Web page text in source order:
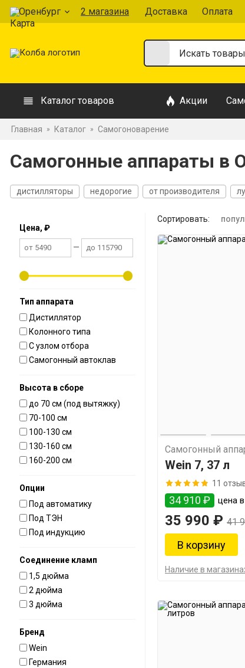
Оренбург 2 магазина Доставка Оплата
Каталог товаров Акции
Главная » Каталог » Самогоноварение
Самогонные аппараты в
дистилляторы недорогие от производителя
Цена, ₽
—
Тип аппарата
Дистиллятор
Колонного типа
С узлом отбора
Самогонный автоклав
Высота в сборе
до 70 см (под вытяжку)
70-100 см
100-130 см
130-160 см
160-200 см
Опции
Под автоматику
Под ТЭН
Под индукцию
Соединение кламп
1,5 дюйма
2 дюйма
3 дюйма
Бренд
Wein
Германия
Сортировать:
Самогонный
Wein 7, 37 л
11
34 910 ₽ цена
35 990 ₽ 41
Наличие в